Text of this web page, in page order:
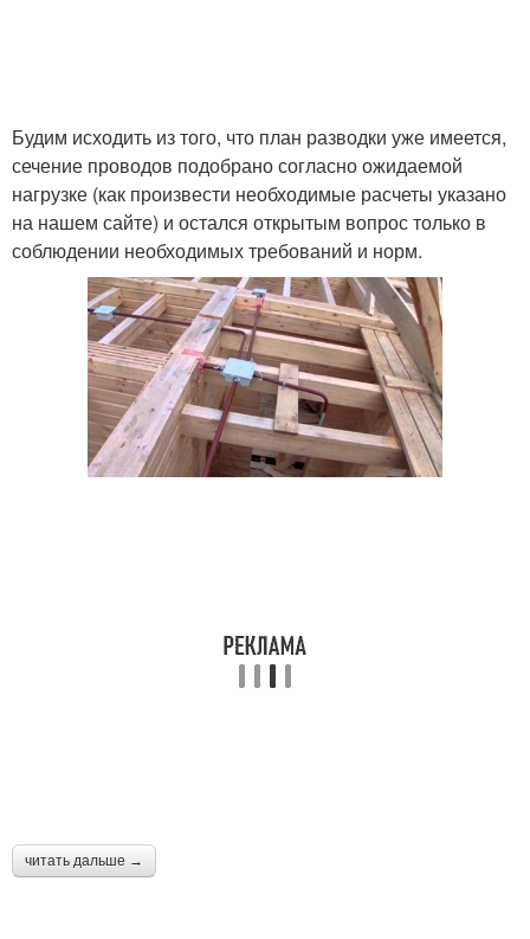
Будим исходить из того, что план разводки уже имеется,
сечение проводов подобрано согласно ожидаемой
нагрузке (как произвести необходимые расчеты указано
на нашем сайте) и остался открытым вопрос только в
соблюдении необходимых требований и норм.
читать дальше →